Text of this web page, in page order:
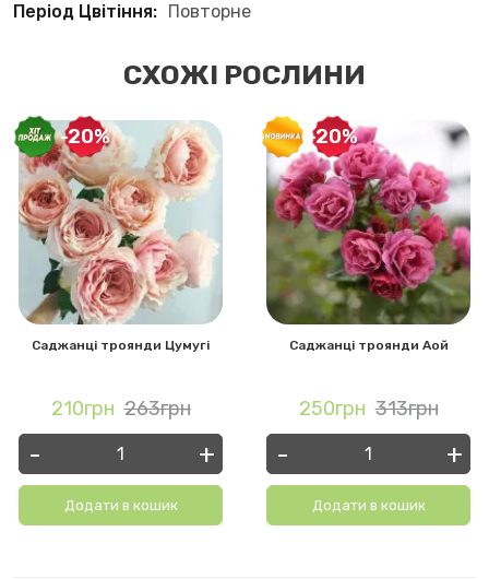
Період Цвітіння:
Повторне
СХОЖІ РОСЛИНИ
-20%
Саджанці троянди Цумугі
210грн 263грн
- +
Додати в кошик
-20%
Саджанці троянди Аой
250грн 313грн
- +
Додати в кошик